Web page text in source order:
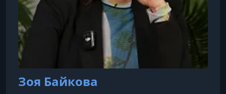
Зоя Байкова